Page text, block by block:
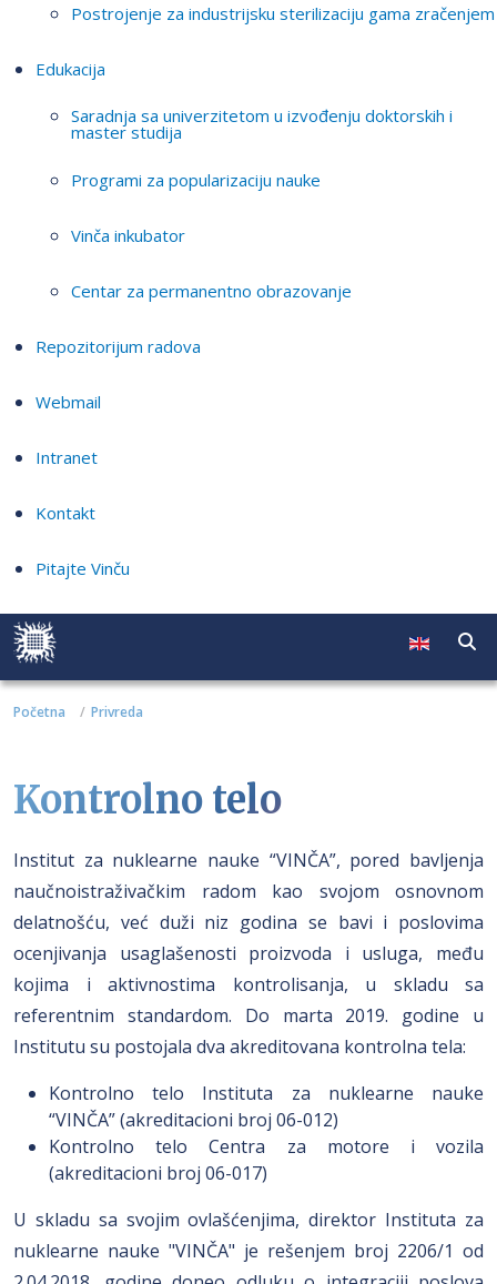
Postrojenje za industrijsku sterilizaciju gama zračenjem
Edukacija
Saradnja sa univerzitetom u izvođenju doktorskih i
master studija
Programi za popularizaciju nauke
Vinča inkubator
Centar za permanentno obrazovanje
Repozitorijum radova
Webmail
Intranet
Kontakt
Pitajte Vinču
Početna Privreda
Kontrolno telo
Institut za nuklearne nauke “VINČA”, pored bavljenja
naučnoistraživačkim radom kao svojom osnovnom
delatnošću, već duži niz godina se bavi i poslovima
ocenjivanja usaglašenosti proizvoda i usluga, među
kojima i aktivnostima kontrolisanja, u skladu sa
referentnim standardom. Do marta 2019. godine u
Institutu su postojala dva akreditovana kontrolna tela:
Kontrolno telo Instituta za nuklearne nauke
“VINČA” (akreditacioni broj 06-012)
Kontrolno telo Centra za motore i vozila
(akreditacioni broj 06-017)
U skladu sa svojim ovlašćenjima, direktor Instituta za
nuklearne nauke "VINČA" je rešenjem broj 2206/1 od